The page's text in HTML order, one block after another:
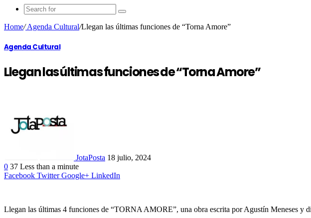
Home/Agenda Cultural/Llegan las últimas funciones de “Torna Amore”
Agenda Cultural
Llegan las últimas funciones de “Torna Amore”
JotaPosta 18 julio, 2024
0 37 Less than a minute
Facebook Twitter Google+ LinkedIn
Llegan las últimas 4 funciones de “TORNA AMORE”, una obra escrita por Agustín Meneses y